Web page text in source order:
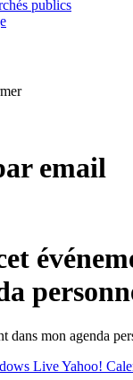
publics
email
dans mon agenda
LiveYahoo!